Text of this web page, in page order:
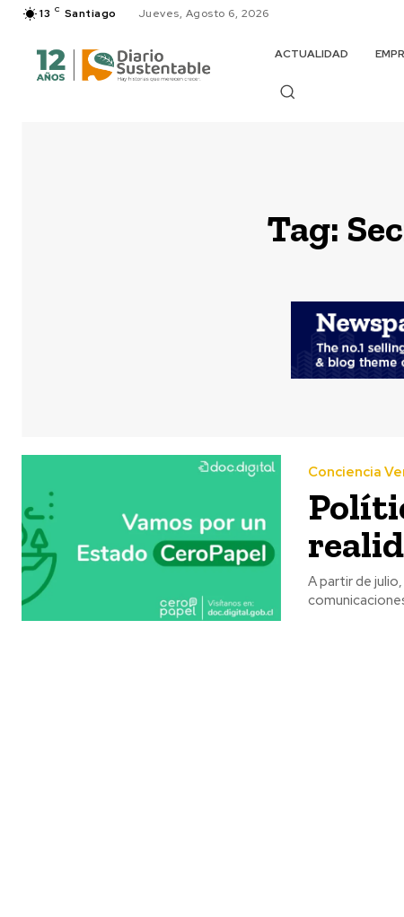
13 C Santiago Jueves, Agosto 6, 2026
ACTUALIDAD
Tag:
Conciencia
A partir de